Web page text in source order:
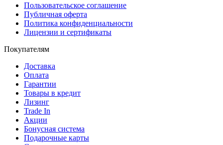
Пользовательское соглашение
Публичная оферта
Политика конфиденциальности
Лицензии и сертификаты
Покупателям
Доставка
Оплата
Гарантии
Товары в кредит
Лизинг
Trade In
Акции
Бонусная система
Подарочные карты